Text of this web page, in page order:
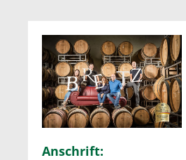
Anschrift: